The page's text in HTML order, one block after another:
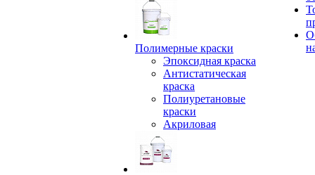
Полимерные краски
Эпоксидная краска
Антистатическая
краска
Полиуретановые
краски
Акриловая